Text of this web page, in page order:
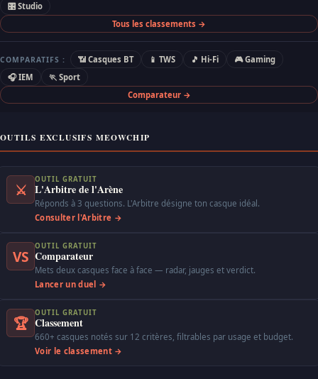
🎛 Studio
Tous les classements →
COMPARATIFS : 📶 Casques BT 📱 TWS 🎵 Hi-Fi
🎮 Gaming
🎧 IEM
🏃 Sport
Comparateur →
OUTILS EXCLUSIFS MEOWCHIP
⚔
OUTIL GRATUIT
L'Arbitre de l'Arène
Réponds à 3 questions. L'Arbitre désigne ton casque idéal.
Consulter l'Arbitre →
VS
OUTIL GRATUIT
Comparateur
Mets deux casques face à face — radar, jauges et verdict.
Lancer un duel →
🏆
OUTIL GRATUIT
Classement
660+ casques notés sur 12 critères, filtrables par usage et budget.
Voir le classement →